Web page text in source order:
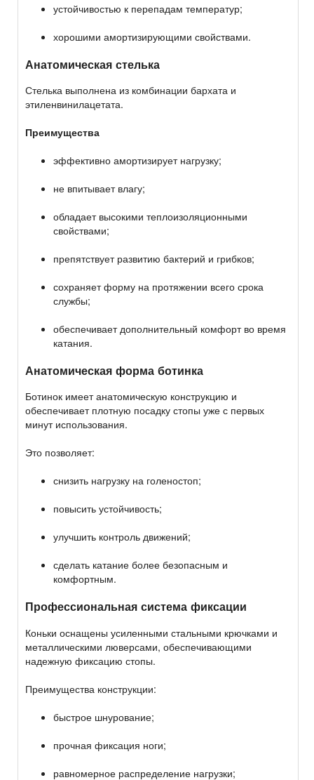
устойчивостью к перепадам температур;
хорошими амортизирующими свойствами.
Анатомическая стелька
Стелька выполнена из комбинации бархата и
этиленвинилацетата.
Преимущества
эффективно амортизирует нагрузку;
не впитывает влагу;
обладает высокими теплоизоляционными
свойствами;
препятствует развитию бактерий и грибков;
сохраняет форму на протяжении всего срока
службы;
обеспечивает дополнительный комфорт во время
катания.
Анатомическая форма ботинка
Ботинок имеет анатомическую конструкцию и
обеспечивает плотную посадку стопы уже с первых
минут использования.
Это позволяет:
снизить нагрузку на голеностоп;
повысить устойчивость;
улучшить контроль движений;
сделать катание более безопасным и
комфортным.
Профессиональная система фиксации
Коньки оснащены усиленными стальными крючками и
металлическими люверсами, обеспечивающими
надежную фиксацию стопы.
Преимущества конструкции:
быстрое шнурование;
прочная фиксация ноги;
равномерное распределение нагрузки;